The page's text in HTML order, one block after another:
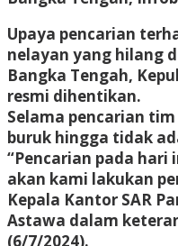
Upaya pencarian
nelayan yang hilang
Bangka Tengah,
resmi dihentikan.
Selama pencarian
buruk hingga tidak
“Pencarian pada
akan kami lakukan
Kepala Kantor SAR
Astawa dalam
(6/7/2024).